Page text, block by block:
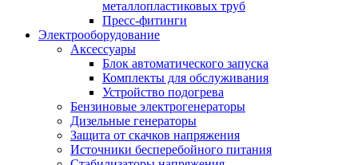
металлопластиковых труб
Пресс-фитинги
Электрооборудование
Аксессуары
Блок автоматического запуска
Комплекты для обслуживания
Устройство подогрева
Бензиновые электрогенераторы
Дизельные генераторы
Защита от скачков напряжения
Источники бесперебойного питания